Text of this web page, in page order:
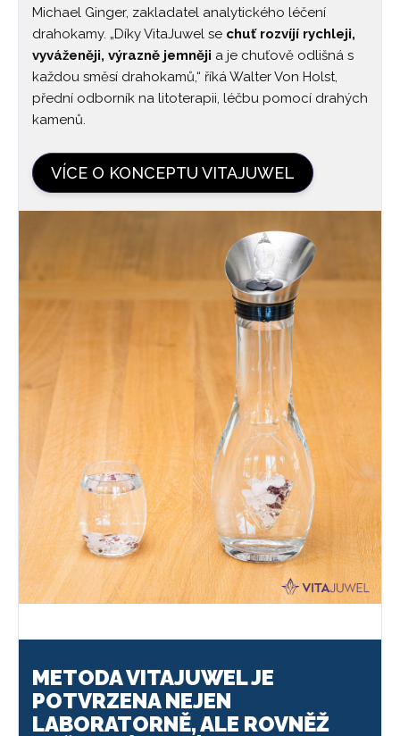
Michael Ginger, zakladatel analytického léčení
drahokamy. „Díky VitaJuwel se chuť rozvíjí rychleji,
vyváženěji, výrazně jemněji a je chuťově odlišná s
každou směsí drahokamů,“ říká Walter Von Holst,
přední odborník na litoterapii, léčbu pomocí drahých
kamenů.
VÍCE O KONCEPTU VITAJUWEL
METODA VITAJUWEL JE
POTVRZENA NEJEN
LABORATORNĚ, ALE ROVNĚŽ